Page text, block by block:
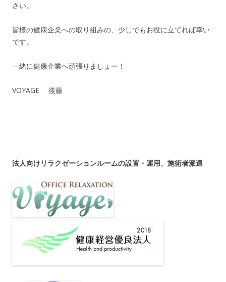
さい。
皆様の健康企業への取り組みの、少しでもお役に立てれば幸い
です。
一緒に健康企業へ頑張りましょー！
VOYAGE 後藤
法人向けリラクゼーションルームの設置・運用、施術者派遣